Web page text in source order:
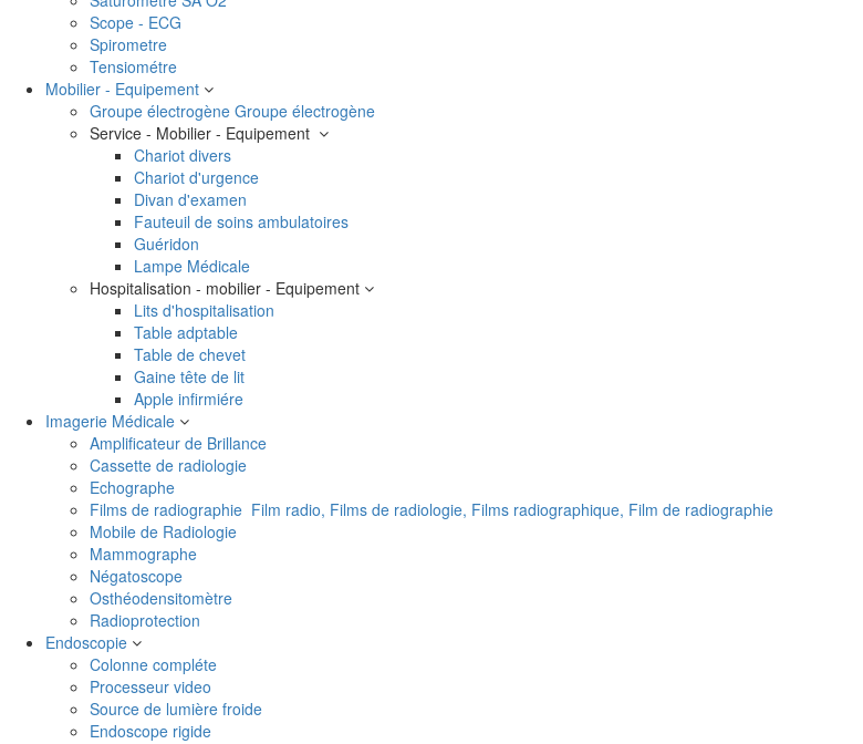
Scope - ECG
Spirometre
Tensiométre
Mobilier - Equipement
Groupe électrogène Groupe électrogène
Service - Mobilier - Equipement
Chariot divers
Chariot d'urgence
Divan d'examen
Fauteuil de soins ambulatoires
Guéridon
Lampe Médicale
Hospitalisation - mobilier - Equipement
Lits d'hospitalisation
Table adptable
Table de chevet
Gaine tête de lit
Apple infirmiére
Imagerie Médicale
Amplificateur de Brillance
Cassette de radiologie
Echographe
Films de radiographie Film radio, Films de radiologie, Films radiographique, Film de radiographie
Mobile de Radiologie
Mammographe
Négatoscope
Osthéodensitomètre
Radioprotection
Endoscopie
Colonne compléte
Processeur video
Source de lumière froide
Endoscope rigide